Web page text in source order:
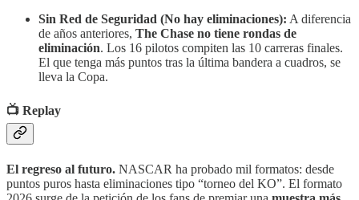
Sin Red de Seguridad (No hay eliminaciones): A diferencia
de años anteriores, The Chase no tiene rondas de
eliminación. Los 16 pilotos compiten las 10 carreras finales.
El que tenga más puntos tras la última bandera a cuadros, se
lleva la Copa.
📺 Replay
El regreso al futuro. NASCAR ha probado mil formatos: desde
puntos puros hasta eliminaciones tipo “torneo del KO”. El formato